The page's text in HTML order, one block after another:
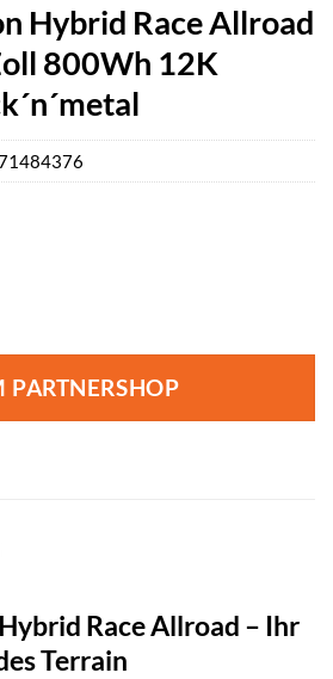
Hybrid Race Allroad
800Wh 12K
PARTNERSHOP
Race Allroad – Ihr
Terrain